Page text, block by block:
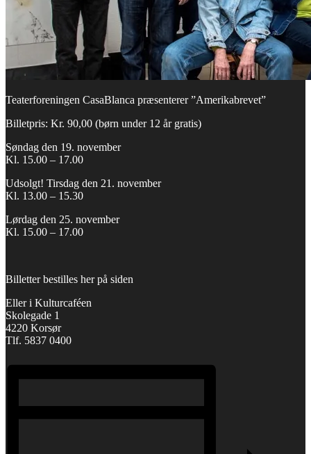
Teaterforeningen CasaBlanca præsenterer ”Amerikabrevet”
Billetpris: Kr. 90,00 (børn under 12 år gratis)
Søndag den 19. november
Kl. 15.00 – 17.00
Udsolgt! Tirsdag den 21. november
Kl. 13.00 – 15.30
Lørdag den 25. november
Kl. 15.00 – 17.00
Billetter bestilles her på siden
Eller i Kulturcaféen
Skolegade 1
4220 Korsør
Tlf. 5837 0400